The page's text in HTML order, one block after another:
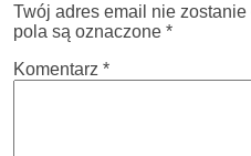
Twój adres email nie
pola są oznaczone *
Komentarz *